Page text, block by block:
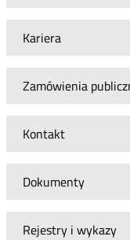
Kariera
Zamówienia
Kontakt
Dokumenty
Rejestry i wykazy